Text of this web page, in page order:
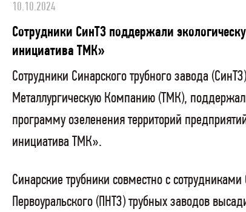
10.10.2024
Сотрудники СинТЗ поддержали
инициатива ТМК»
Сотрудники Синарского трубного завода
Металлургическую Компанию (ТМК),
программу озеленения территорий
инициатива ТМК».
Синарские трубники совместно с сотрудниками
Первоуральского (ПНТЗ) трубных заводов